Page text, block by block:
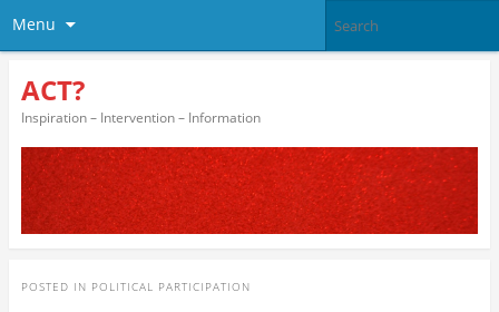
Menu
ACT?
Inspiration – Intervention – Information
POSTED IN POLITICAL PARTICIPATION